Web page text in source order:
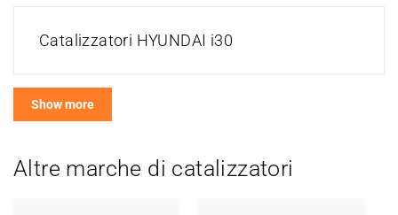
Catalizzatori HYUNDAI i30
Show more
Altre marche di catalizzatori